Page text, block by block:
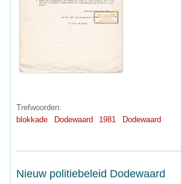
Trefwoorden:
blokkade
Dodewaard 1981 Dodewaard
Nieuw politiebeleid Dodewaard